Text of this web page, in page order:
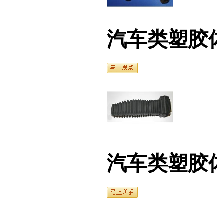
汽车类塑胶体1
汽车类塑胶体（2）